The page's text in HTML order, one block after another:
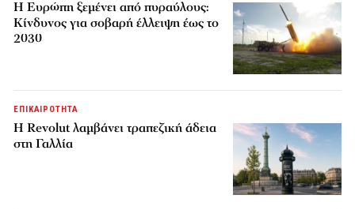
H Ευρώπη ξεμένει από πυραύλους:
Κίνδυνος για σοβαρή έλλειψη έως το
2030
ΕΠΙΚΑΙΡΟΤΗΤΑ
Η Revolut λαμβάνει τραπεζική άδεια
στη Γαλλία